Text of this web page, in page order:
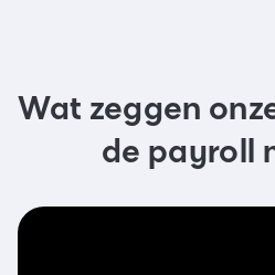
Wat zeggen
de payroll